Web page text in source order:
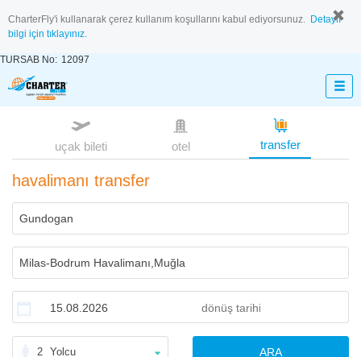
CharterFly'i kullanarak çerez kullanım koşullarını kabul ediyorsunuz. Detaylı
bilgi için tıklayınız.
TURSAB No: 12097
uçak bileti otel transfer
havalimanı transfer
2 Yolcu ARA